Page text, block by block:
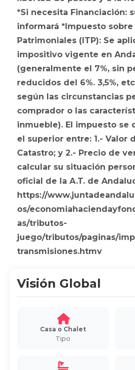
*Si necesita Financiación:
informará *Impuesto
Patrimoniales (ITP): Se
impositivo vigente en
(generalmente el 7%, sin
reducidos del 6%. 3,5%,
según las circunstancias
comprador o las
inmueble). El impuesto se
el superior entre: 1.- Valor
Catastro; y 2.- Precio de
calcular su situación
oficial de la A.T. de
https://
os/
as/tributos-
juego/tributos/paginas/
transmisiones.htmv
Visión Global
Casa o Chalet
Tipo